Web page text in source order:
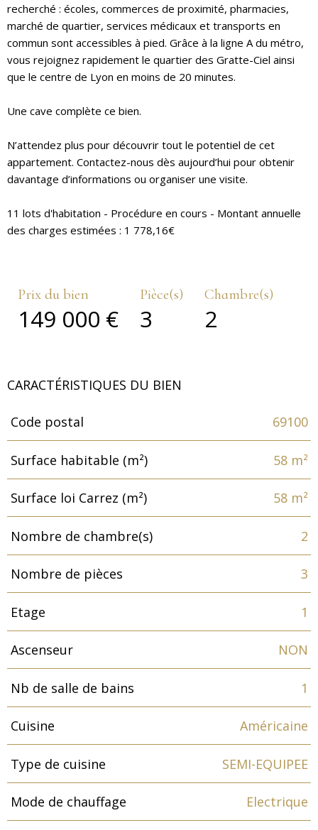
recherché : écoles, commerces de proximité, pharmacies,
marché de quartier, services médicaux et transports en
commun sont accessibles à pied. Grâce à la ligne A du métro,
vous rejoignez rapidement le quartier des Gratte-Ciel ainsi
que le centre de Lyon en moins de 20 minutes.
Une cave complète ce bien.
N’attendez plus pour découvrir tout le potentiel de cet
appartement. Contactez-nous dès aujourd’hui pour obtenir
davantage d’informations ou organiser une visite.
11 lots d'habitation - Procédure en cours - Montant annuelle
des charges estimées : 1 778,16€
Prix du bien
149 000 €
Pièce(s)
3
Chambre(s)
2
CARACTÉRISTIQUES DU BIEN
Caractéristiques
Code postal 69100
Surface habitable (m²) 58 m²
Surface loi Carrez (m²) 58 m²
Nombre de chambre(s) 2
Nombre de pièces 3
Etage 1
Ascenseur NON
Nb de salle de bains 1
Cuisine Américaine
Type de cuisine SEMI-EQUIPEE
Mode de chauffage Electrique